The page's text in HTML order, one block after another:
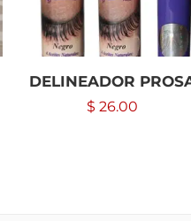
DELINEADOR
$ 26.00